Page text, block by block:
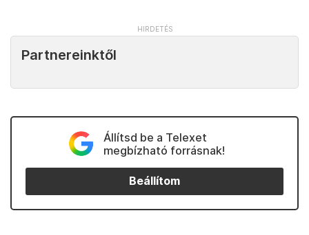
Partnereinktől
Állítsd be a Telexet
megbízható forrásnak!
Beállítom